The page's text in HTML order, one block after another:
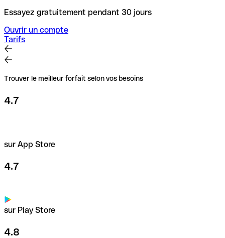
Essayez gratuitement pendant 30 jours
Ouvrir un compte
Tarifs
Trouver le meilleur forfait selon vos besoins
4.7
sur App Store
4.7
sur Play Store
4.8